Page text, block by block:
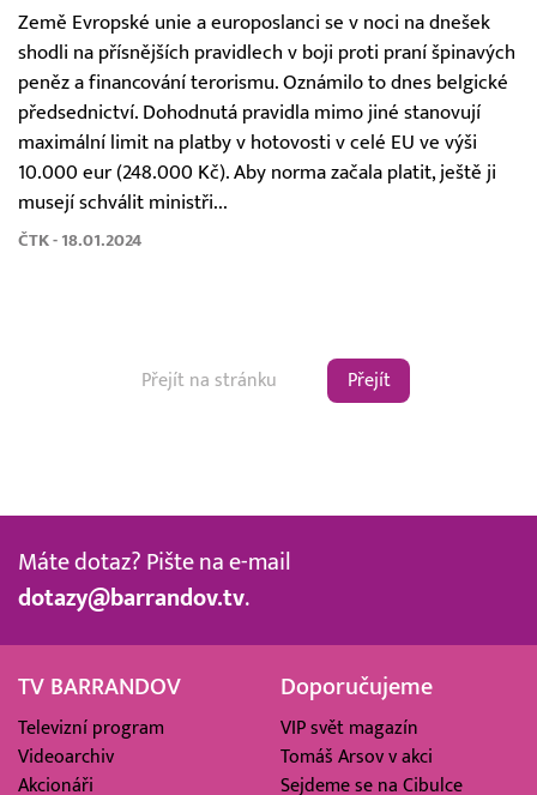
Země Evropské unie a europoslanci se v noci na dnešek
shodli na přísnějších pravidlech v boji proti praní špinavých
peněz a financování terorismu. Oznámilo to dnes belgické
předsednictví. Dohodnutá pravidla mimo jiné stanovují
maximální limit na platby v hotovosti v celé EU ve výši
10.000 eur (248.000 Kč). Aby norma začala platit, ještě ji
musejí schválit ministři...
ČTK - 18.01.2024
Přejít
Máte dotaz? Pište na e-mail
dotazy@barrandov.tv.
TV BARRANDOV
Televizní program
Videoarchiv
Akcionáři
Doporučujeme
VIP svět magazín
Tomáš Arsov v akci
Sejdeme se na Cibulce